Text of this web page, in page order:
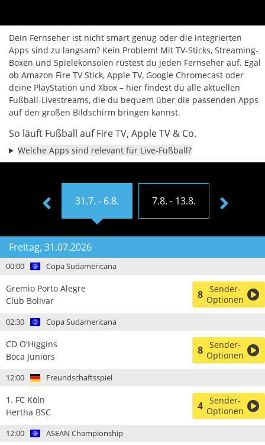
Dein Fernseher ist nicht smart genug oder die integrierten
Apps sind zu langsam? Kein Problem! Mit TV-Sticks, Streaming-
Boxen und Spielekonsolen rüstest du jeden Fernseher auf. Egal
ob Amazon Fire TV Stick, Apple TV, Google Chromecast oder
deine PlayStation und Xbox – hier findest du alle aktuellen
Fußball-Livestreams, die du bequem über die passenden Apps
auf den großen Bildschirm bringen kannst.
So läuft Fußball auf Fire TV, Apple TV & Co.
Welche Apps sind relevant für Live-Fußball?
- 30.7. 31.7. - 6.8. 7.8. - 13.8. 14.8. -
Freitag, 31.07.2026
00:00 Copa Sudamericana
Gremio Porto Alegre
Club Bolivar
8 Sender-
Optionen
02:30 Copa Sudamericana
CD O'Higgins
Boca Juniors
8 Sender-
Optionen
12:00 Freundschaftsspiel
1. FC Köln
Hertha BSC
4 Sender-
Optionen
12:00 ASEAN Championship